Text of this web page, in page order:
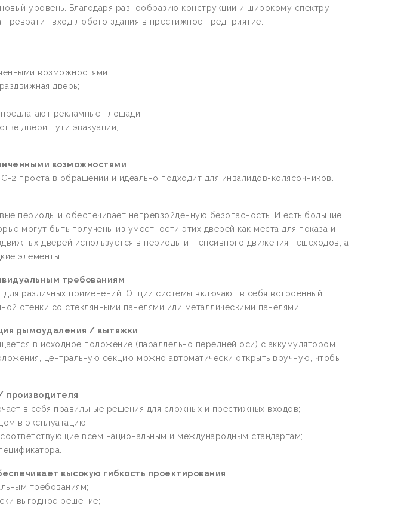
уровень. Благодаря разнообразию конструкции и широкому спектру
превратит вход любого здания в престижное предприятие.
возможностями;
дверь;
рекламные площади;
двери пути эвакуации;
возможностями
2 проста в обращении и идеально подходит для инвалидов-колясочников.
периоды и обеспечивает непревзойденную безопасность. И есть большие
могут быть получены из уместности этих дверей как места для показа и
дверей используется в периоды интенсивного движения пешеходов, а
элементы.
требованиям
различных применений. Опции системы включают в себя встроенный
стенки со стеклянными панелями или металлическими панелями.
дымоудаления / вытяжки
в исходное положение (параллельно передней оси) с аккумулятором.
центральную секцию можно автоматически открыть вручную, чтобы
производителя
в себя правильные решения для сложных и престижных входов;
в эксплуатацию;
всем национальным и международным стандартам;
высокую гибкость проектирования
требованиям;
выгодное решение;